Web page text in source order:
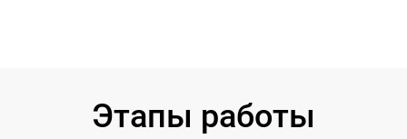
Этапы работы